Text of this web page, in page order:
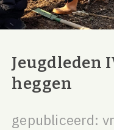
Jeugdleden
heggen
gepubliceerd: